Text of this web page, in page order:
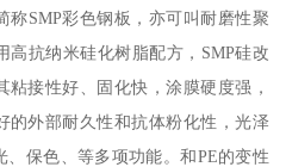
SMP彩色钢板，亦可叫耐磨性聚
高抗纳米硅化树脂配方，SMP硅改
接性好、固化快，涂膜硬度强，
的外部耐久性和抗体粉化性，光泽
保色、等多项功能。和PE的变性